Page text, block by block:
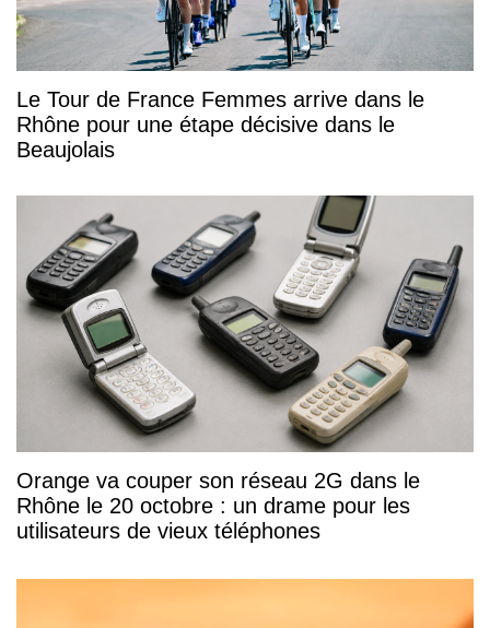
Le Tour de France Femmes arrive dans le
Rhône pour une étape décisive dans le
Beaujolais
Orange va couper son réseau 2G dans le
Rhône le 20 octobre : un drame pour les
utilisateurs de vieux téléphones